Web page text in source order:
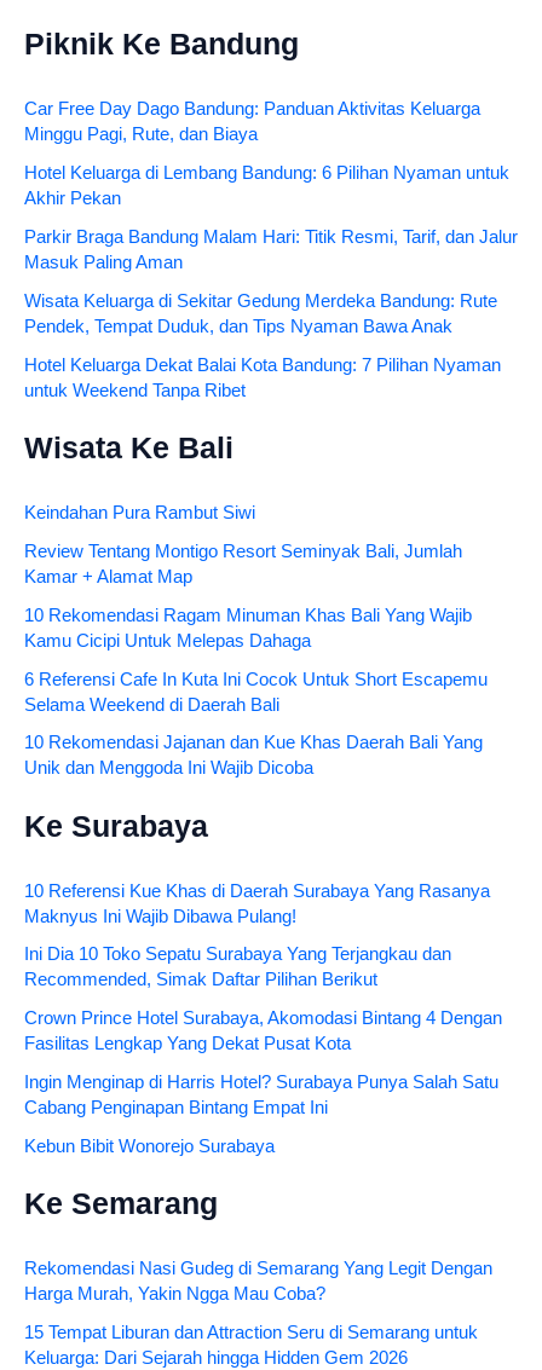
Piknik Ke Bandung
Car Free Day Dago Bandung: Panduan Aktivitas Keluarga
Minggu Pagi, Rute, dan Biaya
Hotel Keluarga di Lembang Bandung: 6 Pilihan Nyaman untuk
Akhir Pekan
Parkir Braga Bandung Malam Hari: Titik Resmi, Tarif, dan Jalur
Masuk Paling Aman
Wisata Keluarga di Sekitar Gedung Merdeka Bandung: Rute
Pendek, Tempat Duduk, dan Tips Nyaman Bawa Anak
Hotel Keluarga Dekat Balai Kota Bandung: 7 Pilihan Nyaman
untuk Weekend Tanpa Ribet
Wisata Ke Bali
Keindahan Pura Rambut Siwi
Review Tentang Montigo Resort Seminyak Bali, Jumlah
Kamar + Alamat Map
10 Rekomendasi Ragam Minuman Khas Bali Yang Wajib
Kamu Cicipi Untuk Melepas Dahaga
6 Referensi Cafe In Kuta Ini Cocok Untuk Short Escapemu
Selama Weekend di Daerah Bali
10 Rekomendasi Jajanan dan Kue Khas Daerah Bali Yang
Unik dan Menggoda Ini Wajib Dicoba
Ke Surabaya
10 Referensi Kue Khas di Daerah Surabaya Yang Rasanya
Maknyus Ini Wajib Dibawa Pulang!
Ini Dia 10 Toko Sepatu Surabaya Yang Terjangkau dan
Recommended, Simak Daftar Pilihan Berikut
Crown Prince Hotel Surabaya, Akomodasi Bintang 4 Dengan
Fasilitas Lengkap Yang Dekat Pusat Kota
Ingin Menginap di Harris Hotel? Surabaya Punya Salah Satu
Cabang Penginapan Bintang Empat Ini
Kebun Bibit Wonorejo Surabaya
Ke Semarang
Rekomendasi Nasi Gudeg di Semarang Yang Legit Dengan
Harga Murah, Yakin Ngga Mau Coba?
15 Tempat Liburan dan Attraction Seru di Semarang untuk
Keluarga: Dari Sejarah hingga Hidden Gem 2026